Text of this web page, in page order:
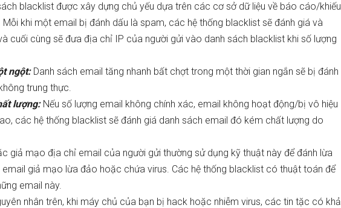
blacklist được xây dựng chủ yếu dựa trên các cơ sở dữ liệu về báo cáo/khiếu
Mỗi khi một email bị đánh dấu là spam, các hệ thống blacklist sẽ đánh giá và
cuối cùng sẽ đưa địa chỉ IP của người gửi vào danh sách blacklist khi số lượng
ngột: Danh sách email tăng nhanh bất chợt trong một thời gian ngắn sẽ bị đánh
trung thực.
lượng: Nếu số lượng email không chính xác, email không hoạt động/bị vô hiệu
các hệ thống blacklist sẽ đánh giá danh sách email đó kém chất lượng do
giả mạo địa chỉ email của người gửi thường sử dụng kỹ thuật này để đánh lừa
giả mạo lừa đảo hoặc chứa virus. Các hệ thống blacklist có thuật toán để
email này.
nhân trên, khi máy chủ của bạn bị hack hoặc nhiễm virus, các tin tặc có khả